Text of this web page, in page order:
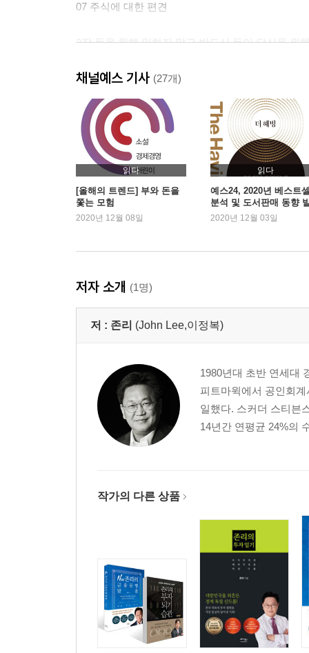
07 주식에 대한 편견
2장 돈을 위해 일하지 말고 반드시 돈이 당신을 위
02 일본의 실패를 답습하지 마라
03 좁은 시야의 재테크에서 벗어나라
04 자녀를 일찍부터 자본가의 길로 이끌어라
05 황금알 낳는 거위를 죽이지 마라
06 주식이나 주식형 펀드에 반드시 투자해라
07 주식 vs. 펀드
08 편견에서 벗어나라
3장 경제독립을 위한 여정 10단계
3단계 부채를 줄여라
4단계 매일 1만 원씩 여유자금을 만들어 투자해라
5단계 퇴직연금제도를 활용해라
7단계 경제독립, 온 가족이 함께해라
8단계 구체적 목표를 세워라
9단계 당신이 전문가임을 깨달아라
10단계 항상 긍정적인 생각을 갖고 당장 시작해라
채널예스 기사 (27개)
읽다
[올해의 트렌드] 부와 돈을
쫓는 모험
2020년 12월 08일
읽다
예스24, 2020년 베스트
분석 및 도서판매 동향
2020년 12월 03일
저자 소개 (1명)
저 : 존리 (John Lee,이정복)
1980년대 초반 연세대
피트마윅에서 공인회
일했다. 스커더 스티븐
14년간 연평균 24%의
작가의 다른 상품